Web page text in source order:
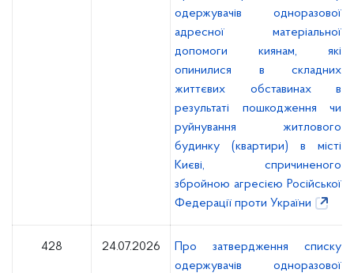
одержувачів одноразової
адресної матеріальної
допомоги киянам, які
опинилися в складних
життєвих обставинах в
результаті пошкодження чи
руйнування житлового
будинку (квартири) в місті
Києві, спричиненого
збройною агресією Російської
Федерації проти України
428 24.07.2026
Про затвердження списку
одержувачів одноразової